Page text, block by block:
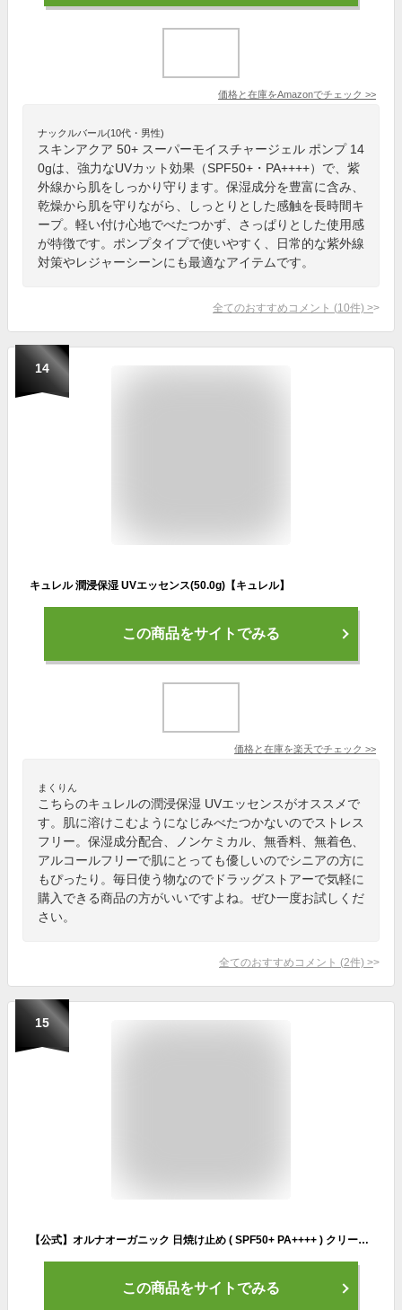
価格と在庫をAmazonでチェック >>
ナックルバール(10代・男性)
スキンアクア 50+ スーパーモイスチャージェル ポンプ 14
0gは、強力なUVカット効果（SPF50+・PA++++）で、紫
外線から肌をしっかり守ります。保湿成分を豊富に含み、
乾燥から肌を守りながら、しっとりとした感触を長時間キ
ープ。軽い付け心地でべたつかず、さっぱりとした使用感
が特徴です。ポンプタイプで使いやすく、日常的な紫外線
対策やレジャーシーンにも最適なアイテムです。
全てのおすすめコメント (10件) >
14
キュレル 潤浸保湿 UVエッセンス(50.0g)【キュレル】
この商品をサイトでみる
価格と在庫を楽天でチェック >>
まくりん
こちらのキュレルの潤浸保湿 UVエッセンスがオススメで
す。肌に溶けこむようになじみべたつかないのでストレス
フリー。保湿成分配合、ノンケミカル、無香料、無着色、
アルコールフリーで肌にとっても優しいのでシニアの方に
もぴったり。毎日使う物なのでドラッグストアーで気軽に
購入できる商品の方がいいですよね。ぜひ一度お試しくだ
さい。
全てのおすすめコメント (2件) >
15
【公式】オルナオーガニック 日焼け止め ( SPF50+ PA++++ ) クリーム 日焼け止めクリーム「 SPF50 + PA ++++ 」顔 からだ 落としやすい 無添加 コラーゲン ヒアルロン酸 ビタミンC誘導体 プラセンタ 50g
この商品をサイトでみる